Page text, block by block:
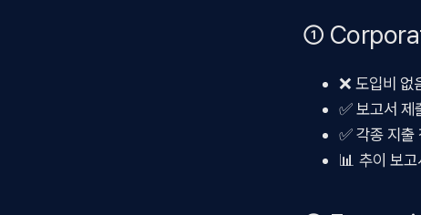
①
❌ 도입비 없
✅ 보고서 제
✅ 각종 지출
📊 추이 보